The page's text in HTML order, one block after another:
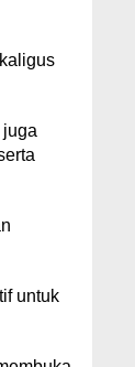
untuk